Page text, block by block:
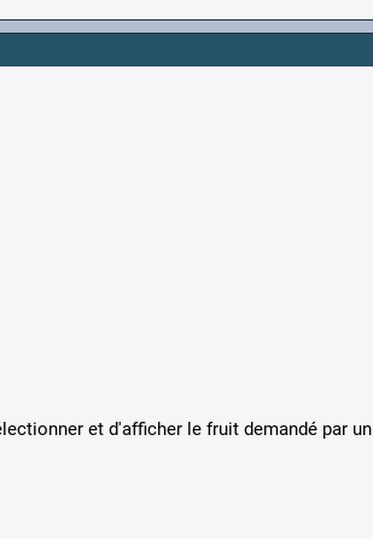
et d'afficher le fruit demandé par un